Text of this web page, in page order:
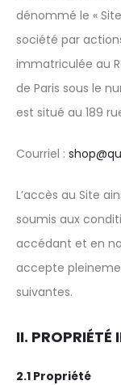
dénommé le «
société par
immatriculée au
de Paris sous le
est situé au 189
Courriel :
L’accès au Site
soumis aux
accédant et en
accepte
suivantes.
II. PROPRIÉTÉ
2.1 Propriété